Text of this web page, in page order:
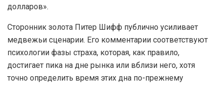
долларов».
Сторонник золота Питер Шифф публично усиливает
медвежьи сценарии. Его комментарии соответствуют
психологии фазы страха, которая, как правило,
достигает пика на дне рынка или вблизи него, хотя
точно определить время этих дна по-прежнему